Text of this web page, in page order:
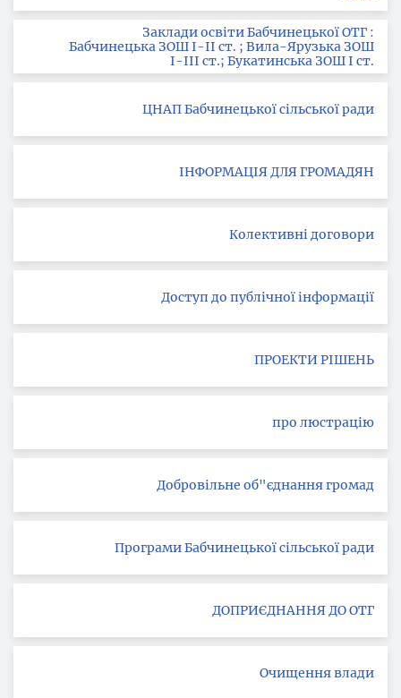
Заклади освіти Бабчинецької ОТГ :
Бабчинецька ЗОШ І-ІІ ст. ; Вила-Ярузька ЗОШ
І-ІІІ ст.; Букатинська ЗОШ І ст.
ЦНАП Бабчинецької сільської ради
ІНФОРМАЦІЯ ДЛЯ ГРОМАДЯН
Колективні договори
Доступ до публічної інформації
ПРОЕКТИ РІШЕНЬ
про люстрацію
Добровільне об"єднання громад
Програми Бабчинецької сільської ради
ДОПРИЄДНАННЯ ДО ОТГ
Очищення влади